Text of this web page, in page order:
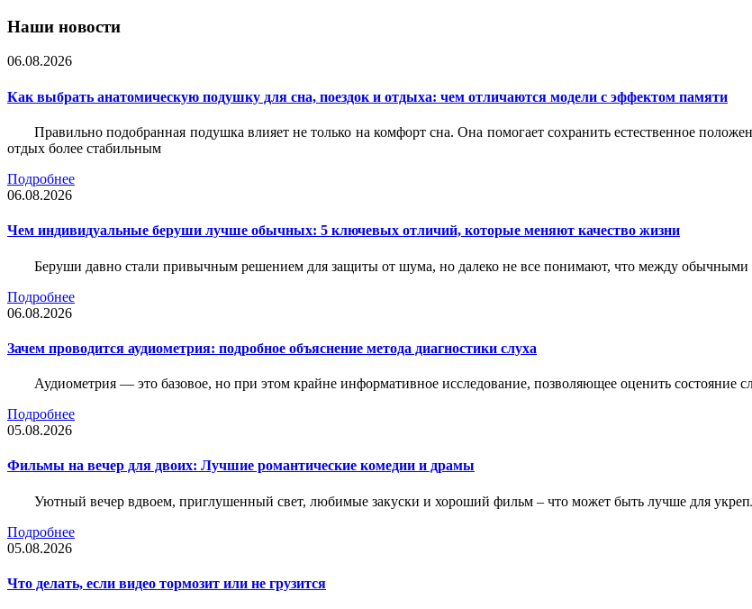
Наши новости
06.08.2026
Как выбрать анатомическую подушку для сна, поездок и отдыха: чем отличаются модели с эффектом памяти
Правильно подобранная подушка влияет не только на комфорт сна. Она помогает сохранить естественное
отдых более стабильным
Подробнее
06.08.2026
Чем индивидуальные беруши лучше обычных: 5 ключевых отличий, которые меняют качество жизни
Беруши давно стали привычным решением для защиты от шума, но далеко не все понимают, что между
Подробнее
06.08.2026
Зачем проводится аудиометрия: подробное объяснение метода диагностики слуха
Аудиометрия — это базовое, но при этом крайне информативное исследование, позволяющее оценить состояние
Подробнее
05.08.2026
Фильмы на вечер для двоих: Лучшие романтические комедии и драмы
Уютный вечер вдвоем, приглушенный свет, любимые закуски и хороший фильм – что может быть лучше для
Подробнее
05.08.2026
Что делать, если видео тормозит или не грузится